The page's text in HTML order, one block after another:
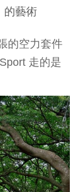
的藝術
的空力套件
走的是